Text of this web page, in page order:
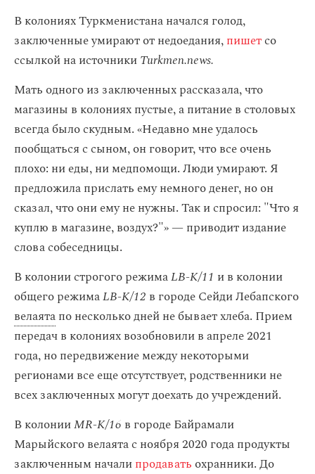
В колониях Туркменистана начался голод,
заключенные умирают от недоедания,пишетсо
ссылкой на источникиTurkmen.news.
Мать одного из заключенных рассказала, что
магазины в колониях пустые, а питание в столовых
всегда было скудным. «Недавно мне удалось
пообщаться с сыном, он говорит, что все очень
плохо: ни еды, ни медпомощи. Люди умирают. Я
предложила прислать ему немного денег, но он
сказал, что они ему не нужны. Так и спросил: "Что я
куплю в магазине, воздух?"» — приводит издание
слова собеседницы.
В колонии строгого режимаLB-K/11 и в колонии
общего режимаLB-K/12 в городе Сейди Лебапского
велаятапо несколько дней не бывает хлеба. Прием
передач в колониях возобновили в апреле 2021
года, но передвижение между некоторыми
регионами все еще отсутствует, родственники не
всех заключенных могут доехать до учреждений.
В колонииMR-K/16 в городе Байрамали
Марыйского велаята с ноября 2020 года продукты
заключенным началипродавать охранники. До